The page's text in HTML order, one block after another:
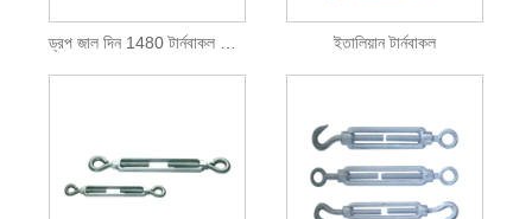
ইতালিয়ান টার্নবাকল